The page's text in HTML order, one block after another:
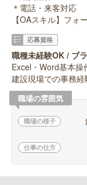
＊電話・来客対応
【OAスキル】フォ
応募資格
職種未経験OK / ブ
Excel・Word基本
建設現場での事務経
職場の雰囲気
職場の様子
仕事の仕方